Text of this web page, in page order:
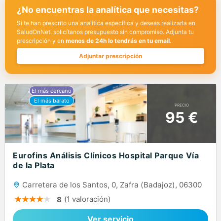
¿No encuentras la analítica que necesitas?
Si te han prescrito una analítica específica y deseas realizarla en
SaludOnNet, solicítanos presupuesto sin compromiso. Adjunta tu
prescripción y en menos de 24h lo tendrás en tu email.
Adjuntar prescripción
PRECIO
95 €
Eurofins Análisis Clínicos Hospital Parque Vía
de la Plata
Carretera de los Santos, 0, Zafra (Badajoz), 06300
8 (1 valoración)